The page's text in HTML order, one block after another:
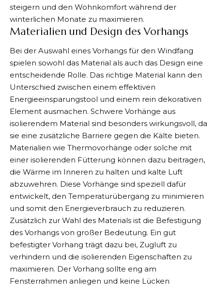
steigern und den Wohnkomfort während der
winterlichen Monate zu maximieren.
Materialien und Design des Vorhangs
Bei der Auswahl eines Vorhangs für den Windfang
spielen sowohl das Material als auch das Design eine
entscheidende Rolle. Das richtige Material kann den
Unterschied zwischen einem effektiven
Energieeinsparungstool und einem rein dekorativen
Element ausmachen. Schwere Vorhänge aus
isolierendem Material sind besonders wirkungsvoll, da
sie eine zusätzliche Barriere gegen die Kälte bieten.
Materialien wie Thermovorhänge oder solche mit
einer isolierenden Fütterung können dazu beitragen,
die Wärme im Inneren zu halten und kalte Luft
abzuwehren. Diese Vorhänge sind speziell dafür
entwickelt, den Temperaturübergang zu minimieren
und somit den Energieverbrauch zu reduzieren.
Zusätzlich zur Wahl des Materials ist die Befestigung
des Vorhangs von großer Bedeutung. Ein gut
befestigter Vorhang trägt dazu bei, Zugluft zu
verhindern und die isolierenden Eigenschaften zu
maximieren. Der Vorhang sollte eng am
Fensterrahmen anliegen und keine Lücken